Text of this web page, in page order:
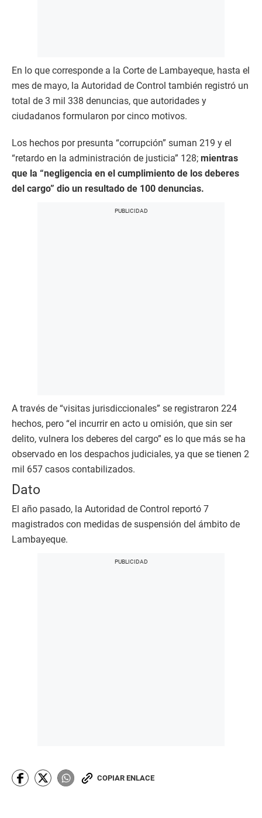
En lo que corresponde a la Corte de Lambayeque, hasta el
mes de mayo, la Autoridad de Control también registró un
total de 3 mil 338 denuncias, que autoridades y
ciudadanos formularon por cinco motivos.
Los hechos por presunta “corrupción” suman 219 y el
“retardo en la administración de justicia” 128; mientras
que la “negligencia en el cumplimiento de los deberes
del cargo” dio un resultado de 100 denuncias.
A través de “visitas jurisdiccionales” se registraron 224
hechos, pero “el incurrir en acto u omisión, que sin ser
delito, vulnera los deberes del cargo” es lo que más se ha
observado en los despachos judiciales, ya que se tienen 2
mil 657 casos contabilizados.
Dato
El año pasado, la Autoridad de Control reportó 7
magistrados con medidas de suspensión del ámbito de
Lambayeque.
COPIAR ENLACE